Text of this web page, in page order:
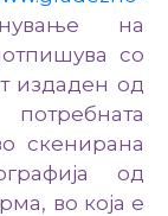
на
со
издаден од
скенирана
од
во која е